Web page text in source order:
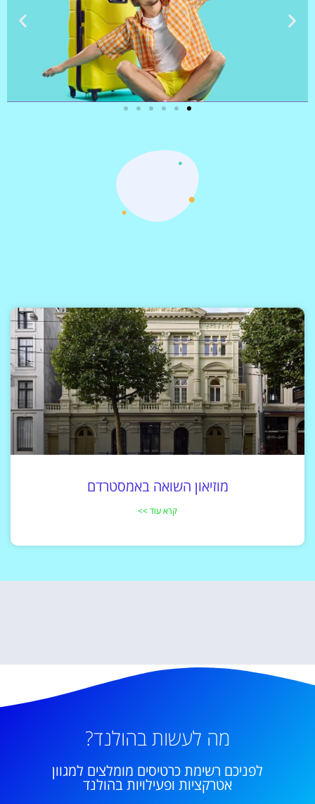
מוזיאון השואה באמסטרדם
קרא עוד >>
מה לעשות בהולנד?
לפניכם רשימת כרטיסים מומלצים למגוון
אטרקציות ופעילויות בהולנד